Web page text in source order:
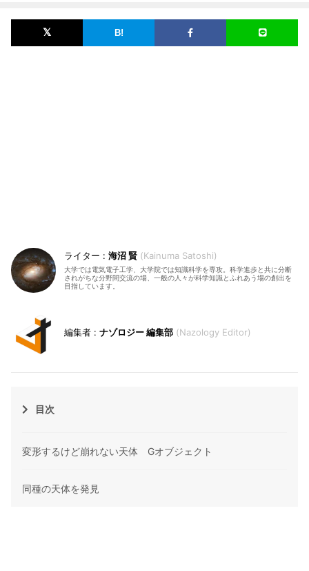
海沼 賢 Kainuma Satoshi
大学では電気電子工学、大学院では知識科学を専攻。科学進歩と共に分断
されがちな分野間交流の場、一般の人々が科学知識とふれあう場の創出を
目指しています。
ナゾロジー 編集部 Nazology Editor
目次
変形するけど崩れない天体 Gオブジェクト
同種の天体を発見